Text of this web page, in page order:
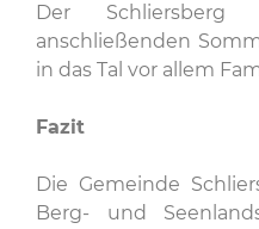
Der
anschließenden
in das Tal vor allem
Fazit
Die Gemeinde
Berg- und